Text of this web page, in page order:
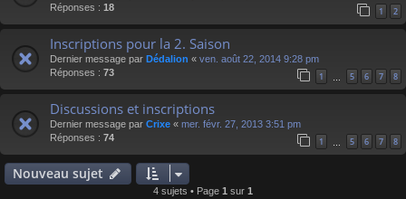
Réponses : 18 1 2
Inscriptions pour la 2. Saison
Dernier message par Dédalion « ven. août 22, 2014 9:28 pm
Réponses : 73 1 5 6 7 8
Discussions et inscriptions
Dernier message par Crixe « mer. févr. 27, 2013 3:51 pm
Réponses : 74 1 5 6 7 8
Nouveau sujet
4 sujets • Page 1 sur 1